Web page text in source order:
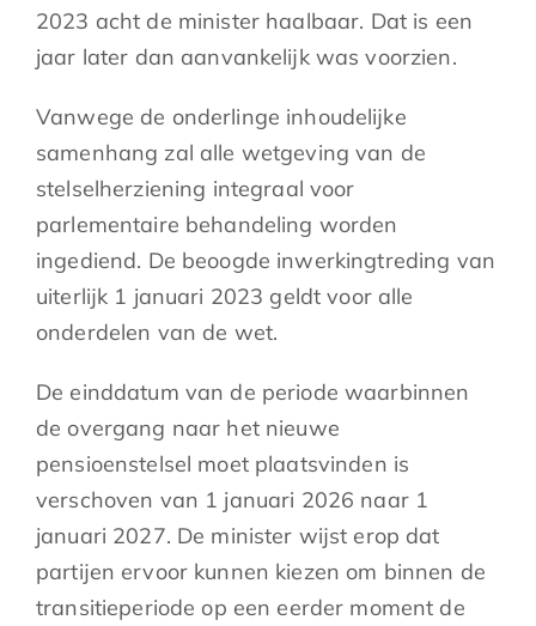
2023 acht de minister haalbaar. Dat is een
jaar later dan aanvankelijk was voorzien.
Vanwege de onderlinge inhoudelijke
samenhang zal alle wetgeving van de
stelselherziening integraal voor
parlementaire behandeling worden
ingediend. De beoogde inwerkingtreding van
uiterlijk 1 januari 2023 geldt voor alle
onderdelen van de wet.
De einddatum van de periode waarbinnen
de overgang naar het nieuwe
pensioenstelsel moet plaatsvinden is
verschoven van 1 januari 2026 naar 1
januari 2027. De minister wijst erop dat
partijen ervoor kunnen kiezen om binnen de
transitieperiode op een eerder moment de